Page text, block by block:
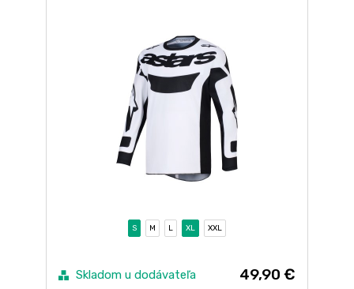
S M L XL XXL
Skladom u dodávateľa 49,90 €